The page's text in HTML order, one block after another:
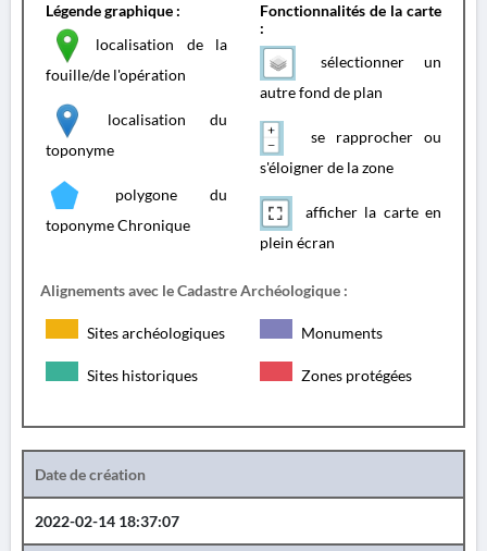
Légende graphique :
localisation de la
fouille/de l'opération
localisation du
toponyme
polygone du
toponyme Chronique
Fonctionnalités de la carte
:
sélectionner un
autre fond de plan
se rapprocher ou
s'éloigner de la zone
afficher la carte en
plein écran
Alignements avec le Cadastre Archéologique :
Sites archéologiques Monuments
Sites historiques Zones protégées
Date de création
2022-02-14 18:37:07